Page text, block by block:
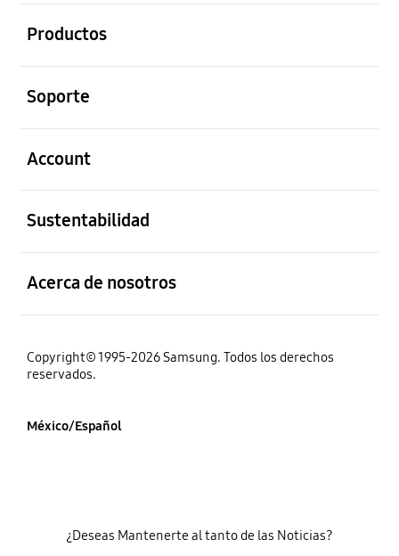
Productos
Soporte
Account
Sustentabilidad
Acerca de nosotros
Copyright© 1995-2026 Samsung. Todos los derechos
reservados.
México/Español
¿Deseas Mantenerte al tanto de las Noticias?